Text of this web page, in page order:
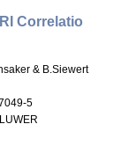
Correlatio
& B.Siewert
5